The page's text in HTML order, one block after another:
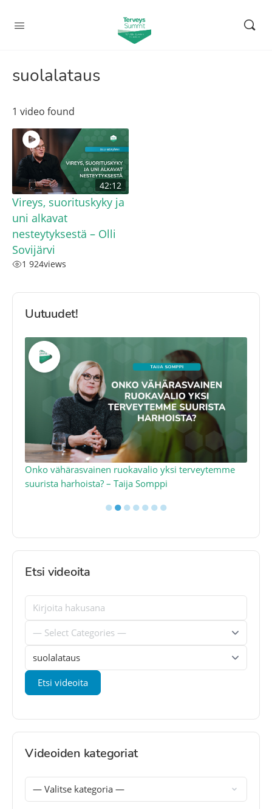
suolalataus
1 video found
42:12
Vireys, suorituskyky ja
uni alkavat
nesteytyksestä – Olli
Sovijärvi
1 924views
Uutuudet!
Onko vähärasvainen ruokavalio yksi terveytemme
suurista harhoista? – Taija Somppi
●●●●●●●
Etsi videoita
Videoiden kategoriat